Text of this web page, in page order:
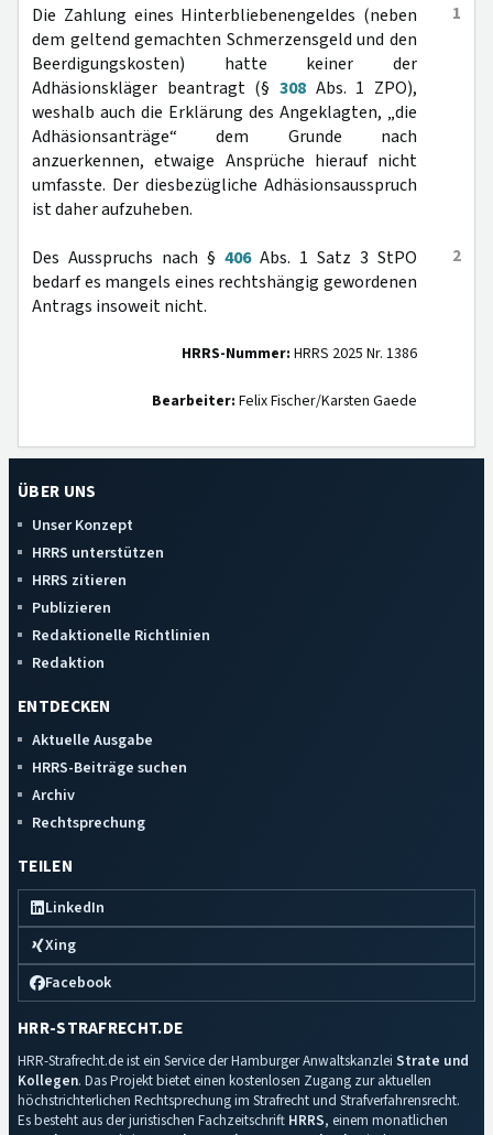
1
Die Zahlung eines Hinterbliebenengeldes (neben
dem geltend gemachten Schmerzensgeld und den
Beerdigungskosten) hatte keiner der
Adhäsionskläger beantragt (§ 308 Abs. 1 ZPO),
weshalb auch die Erklärung des Angeklagten, „die
Adhäsionsanträge“ dem Grunde nach
anzuerkennen, etwaige Ansprüche hierauf nicht
umfasste. Der diesbezügliche Adhäsionsausspruch
ist daher aufzuheben.
2
Des Ausspruchs nach § 406Abs. 1 Satz 3 StPO
bedarf es mangels eines rechtshängig gewordenen
Antrags insoweit nicht.
HRRS-Nummer: HRRS 2025 Nr. 1386
Bearbeiter: Felix Fischer/Karsten Gaede
ÜBER UNS
Unser Konzept
HRRS unterstützen
HRRS zitieren
Publizieren
Redaktionelle Richtlinien
Redaktion
ENTDECKEN
Aktuelle Ausgabe
HRRS-Beiträge suchen
Archiv
Rechtsprechung
TEILEN
LinkedIn
Xing
Facebook
HRR-STRAFRECHT.DE
HRR-Strafrecht.de ist ein Service der Hamburger Anwaltskanzlei Strate und
Kollegen. Das Projekt bietet einen kostenlosen Zugang zur aktuellen
höchstrichterlichen Rechtsprechung im Strafrecht und Strafverfahrensrecht.
Es besteht aus der juristischen Fachzeitschrift HRRS, einem monatlichen